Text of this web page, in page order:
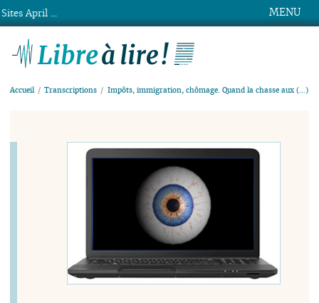
MENU
Accueil Transcriptions Impôts, immigration, chômage. Quand la chasse aux (…)
Sites April ...